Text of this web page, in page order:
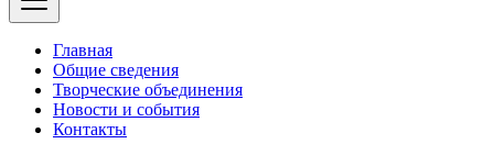
Главная
Общие сведения
Творческие объединения
Новости и события
Контакты